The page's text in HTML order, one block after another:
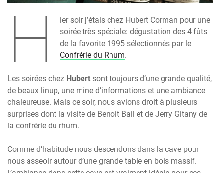
H
ier soir j’étais chez Hubert Corman pour une
soirée très spéciale: dégustation des 4 fûts
de la favorite 1995 sélectionnés par le
Confrérie du Rhum.
Les soirées chez Hubert sont toujours d’une grande qualité,
de beaux linup, une mine d’informations et une ambiance
chaleureuse. Mais ce soir, nous avions droit à plusieurs
surprises dont la visite de Benoit Bail et de Jerry Gitany de
la confrérie du rhum.
Comme d’habitude nous descendons dans la cave pour
nous asseoir autour d’une grande table en bois massif.